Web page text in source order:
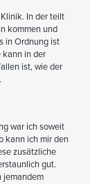
In der teilt
kommen und
in Ordnung ist
kann in der
ist, wie der
war ich soweit
kann ich mir den
zusätzliche
gut.
jemandem